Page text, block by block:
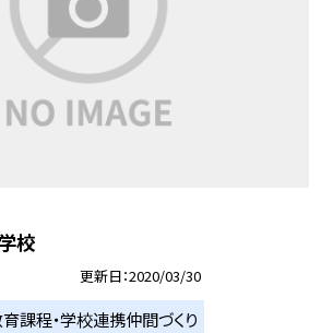
校
更新日 2020/03/30
課程・学校連携仲間づくり